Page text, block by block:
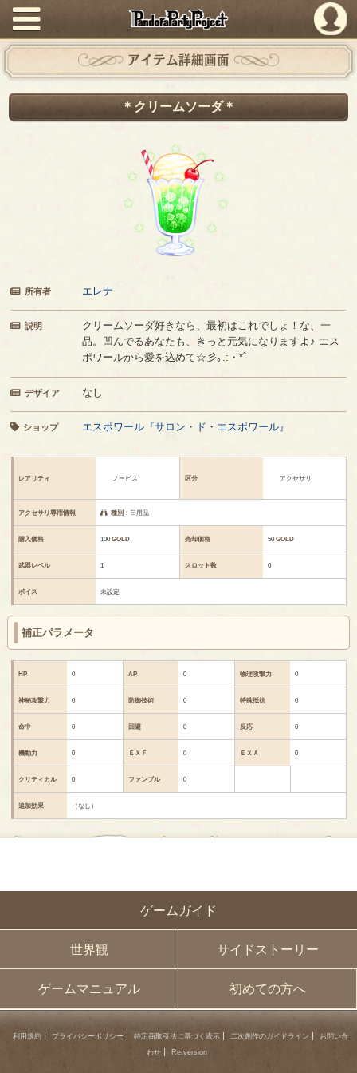
PandoraPartyProject
ゲームガイド
世界観 サイドストーリー
ゲームマニュアル 初めての方へ
アイテム詳細画面
＊クリームソーダ＊
所有者 エレナ
説明
クリームソーダ好きなら、最初はこれでしょ！な、一
品。凹んでるあなたも、きっと元気になりますよ♪ エス
ポワールから愛を込めて☆彡｡.:・*ﾟ
デザイア なし
ショップ エスポワール『サロン・ド・エスポワール』
レアリティ ノービス 区分 アクセサリ
アクセサリ専用情報 種別： 日用品
購入価格 100GOLD 売却価格 50GOLD
武器レベル 1 スロット数 0
ボイス 未設定
補正パラメータ
HP 0 AP 0 物理攻撃力 0
神秘攻撃力 0 防御技術 0 特殊抵抗 0
命中 0 回避 0 反応 0
機動力 0 ＥＸＦ 0 ＥＸＡ 0
クリティカル 0 ファンブル 0
追加効果 （なし）
利用規約 プライバシーポリシー 特定商取引法に基づく表示 二次創作のガイドライン
お問い合
わせ
Re:version